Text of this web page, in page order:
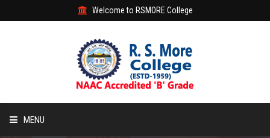
Welcome to RSMORE College
MENU